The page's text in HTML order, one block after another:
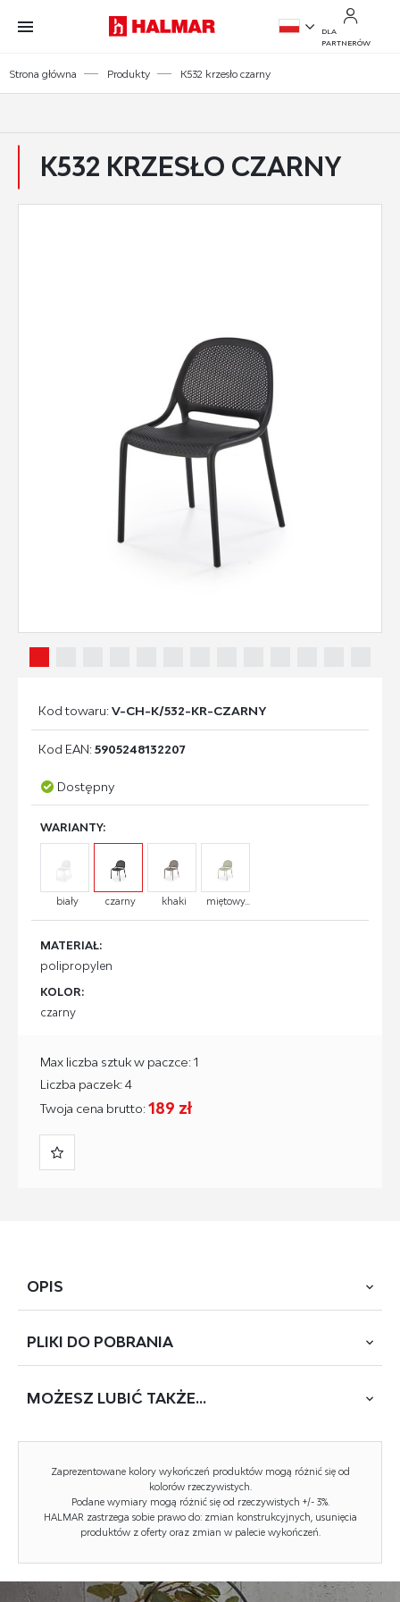
Przejdź do treści.
Przejdź do menu.
Przejdź do wyszukiwarki.
DLA
PARTNERÓW
Strona główna Produkty K532 krzesło czarny
K532 KRZESŁO CZARNY
Kod towaru:V-CH-K/532-KR-CZARNY
Kod EAN:5905248132207
Dostępny
WARIANTY:
biały czarny khaki miętowy...
MATERIAŁ:
polipropylen
KOLOR:
czarny
Twoja cena brutto:189 zł
Max liczba sztuk w paczce: 1
Liczba paczek: 4
OPIS
wymiary: 50/56/80/45 cm, materiał: polipropylen, kolor:
Styl wykonania: nowoczesny, skandynawski
Stelaż krzesła (rodzaj): nogi proste (profil okrągły)
Tapicerka rodzaj: brak (siedzisko twarde)
PLIKI DO POBRANIA
K-532 (1812)
Zaprezentowane kolory wykończeń produktów mogą różnić się od
kolorów rzeczywistych.
Podane wymiary mogą różnić się od rzeczywistych +/- 3%.
HALMAR zastrzega sobie prawo do: zmian konstrukcyjnych, usunięcia
produktów z oferty oraz zmian w palecie wykończeń.
MOŻESZ LUBIĆ TAKŻE...